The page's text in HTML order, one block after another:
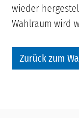
wieder
Wahlraum wird
Zurück zum